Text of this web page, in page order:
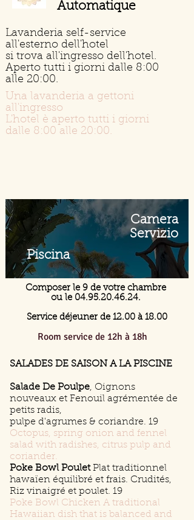
Automatique
Lavanderia self-service
all'esterno dell'hotel
si trova all'ingresso dell'hotel.
Aperto tutti i giorni dalle 8:00
alle 20:00.
Una lavanderia a gettoni
all'ingresso
L'hotel è aperto tutti i giorni
dalle 8:00 alle 20:00.
Piscina
Camera
Servizio
Composer le 9 de votre chambre
ou le 04.95.20.46.24.
Service déjeuner de 12.00 à 18.00
Room service de 12h à 18h
SALADES DE SAISON A LA PISCINE
Salade De Poulpe, Oignons
nouveaux et Fenouil agrémentée de
petits radis,
pulpe d'agrumes & coriandre. 19
Octopus, spring onion and fennel
salad with radishes, citrus pulp and
coriander.
Poke Bowl PouletPlat traditionnel
hawaïen équilibré et frais. Crudités,
Riz vinaigré et poulet. 19
Poke Bowl Chicken A traditional
Hawaiian dish that is balanced and